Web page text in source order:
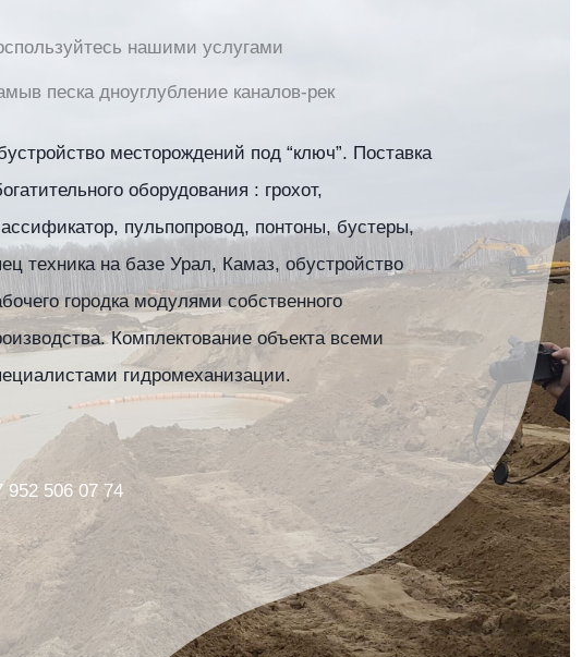
нашими услугами
песка дноуглубление каналов-рек
месторождений под “ключ”. Поставка
оборудования : грохот,
пульпопровод, понтоны, бустеры,
техника на базе Урал, Камаз, обустройство
городка модулями собственного
Комплектование объекта всеми
гидромеханизации.
952 506 07 74